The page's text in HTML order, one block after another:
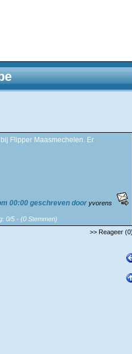
Flipper Maasmechelen. Er
00:00 geschreven door yvorens
0/5 - (0 Stemmen)
>> Reageer (0)